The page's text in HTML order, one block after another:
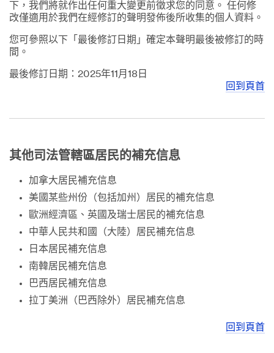
下，我們將就作出任何重大變更前徵求您的同意。 任何修
改僅適用於我們在經修訂的聲明發佈後所收集的個人資料。
您可參照以下「最後修訂日期」確定本聲明最後被修訂的時
間。
最後修訂日期：2025年11月18日
回到頁首
其他司法管轄區居民的補充信息
加拿大居民補充信息
美國某些州份（包括加州）居民的補充信息
歐洲經濟區、英國及瑞士居民的補充信息
中華人民共和國（大陸）居民補充信息
日本居民補充信息
南韓居民補充信息
巴西居民補充信息
拉丁美洲（巴西除外）居民補充信息
回到頁首